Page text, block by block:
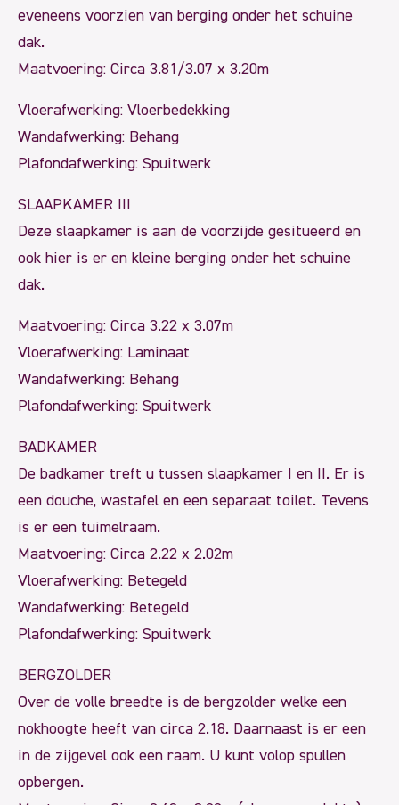
eveneens voorzien van berging onder het schuine
dak.
Maatvoering: Circa 3.81/3.07 x 3.20m
Vloerafwerking: Vloerbedekking
Wandafwerking: Behang
Plafondafwerking: Spuitwerk
SLAAPKAMER III
Deze slaapkamer is aan de voorzijde gesitueerd en
ook hier is er en kleine berging onder het schuine
dak.
Maatvoering: Circa 3.22 x 3.07m
Vloerafwerking: Laminaat
Wandafwerking: Behang
Plafondafwerking: Spuitwerk
BADKAMER
De badkamer treft u tussen slaapkamer I en II. Er is
een douche, wastafel en een separaat toilet. Tevens
is er een tuimelraam.
Maatvoering: Circa 2.22 x 2.02m
Vloerafwerking: Betegeld
Wandafwerking: Betegeld
Plafondafwerking: Spuitwerk
BERGZOLDER
Over de volle breedte is de bergzolder welke een
nokhoogte heeft van circa 2.18. Daarnaast is er een
in de zijgevel ook een raam. U kunt volop spullen
opbergen.